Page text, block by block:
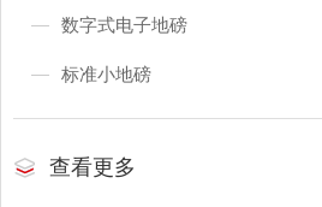
数字式电子地磅
标准小地磅
查看更多